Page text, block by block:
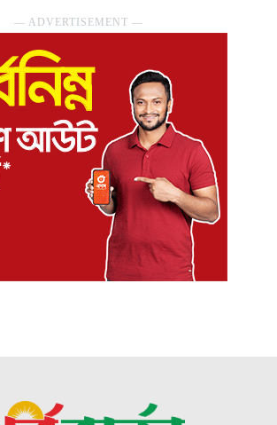
― ADVERTISEMENT ―